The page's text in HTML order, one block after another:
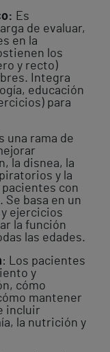
Es
de evaluar,
en la
los
y recto)
Integra
educación
para
una rama de
la disnea, la
y la
con
basa en un
ejercicios
la función
las edades.
: Los pacientes
y
cómo
mantener
incluir
la nutrición y